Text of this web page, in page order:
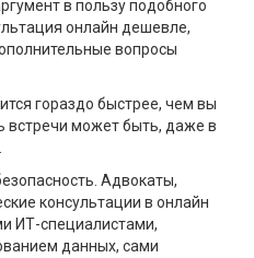
в пользу подобного
онлайн дешевле,
вопросы
гораздо быстрее, чем вы
встречи может быть, даже в
Адвокаты,
консультации в онлайн
ИТ-специалистами,
данных, сами